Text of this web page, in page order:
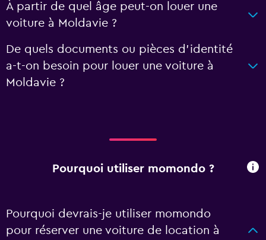
À partir de quel âge peut-on louer une
voiture à Moldavie ?
De quels documents ou pièces d'identité
a-t-on besoin pour louer une voiture à
Moldavie ?
Pourquoi utiliser momondo ?
Pourquoi devrais-je utiliser momondo
pour réserver une voiture de location à